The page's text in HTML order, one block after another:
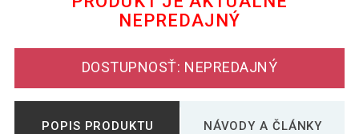
NEPREDAJNÝ
DOSTUPNOSŤ: NEPREDAJNÝ
POPIS PRODUKTU NÁVODY A ČLÁNKY